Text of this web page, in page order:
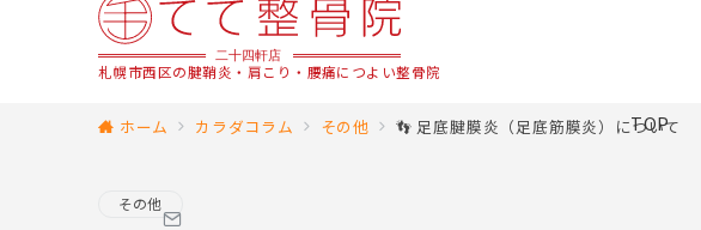
札幌市西区の腱鞘炎・肩こり・腰痛につよい整骨院
TOP
ホーム カラダコラム その他 👣 足底腱膜炎（足底筋膜炎）について
その他